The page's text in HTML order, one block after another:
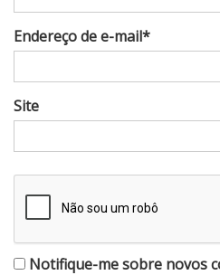
Endereço de e-mail*
Site
Notifique-me sobre novos